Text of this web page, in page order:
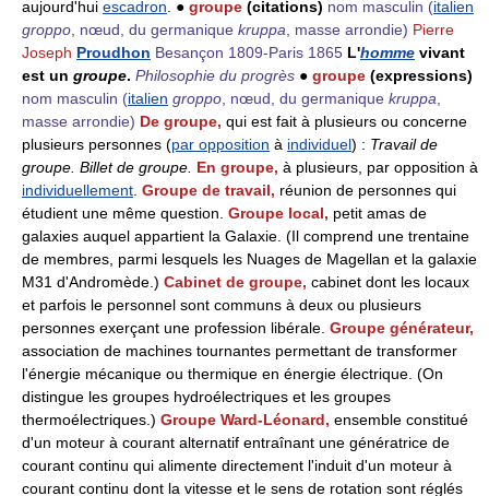
aujourd'hui escadron . ● groupe (citations) nom masculin (italien
groppo , nœud, du germanique kruppa , masse arrondie) Pierre
Joseph Proudhon Besançon 1809-Paris 1865 L'homme vivant
est un groupe. Philosophie du progrès ● groupe (expressions)
nom masculin (italien groppo , nœud, du germanique kruppa
masse arrondie) De groupe, qui est fait à plusieurs ou concerne
plusieurs personnes (par opposition à individuel) : Travail de
groupe. Billet de groupe. En groupe, à plusieurs, par opposition à
individuellement Groupe de travail, réunion de personnes qui
étudient une même question. Groupe local, petit amas de
galaxies auquel appartient la Galaxie. (Il comprend une trentaine
de membres, parmi lesquels les Nuages de Magellan et la galaxie
M31 d'Andromède.) Cabinet de groupe, cabinet dont les locaux
et parfois le personnel sont communs à deux ou plusieurs
personnes exerçant une profession libérale. Groupe générateur,
association de machines tournantes permettant de transformer
l'énergie mécanique ou thermique en énergie électrique. (On
distingue les groupes hydroélectriques et les groupes
thermoélectriques.) Groupe Ward-Léonard, ensemble constitué
d'un moteur à courant alternatif entraînant une génératrice de
courant continu qui alimente directement l'induit d'un moteur à
courant continu dont la vitesse et le sens de rotation sont réglés